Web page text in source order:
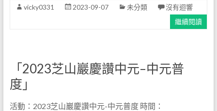
vicky0331 2023-09-07 未分類
沒有迴響
繼續閱讀
「2023芝山巖慶讚中元–中元普
度」
活動：2023芝山巖慶讚中元-中元普度 時間：